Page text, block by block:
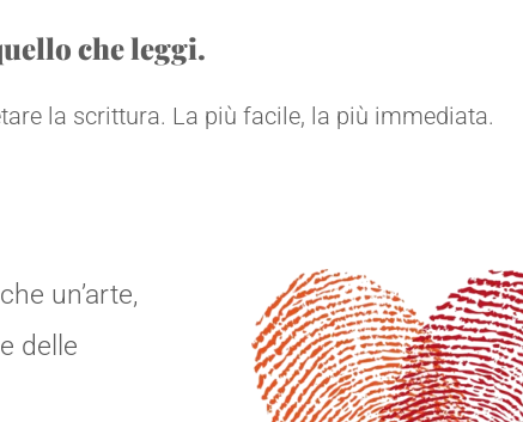
che leggi.
la scrittura. La più facile, la più immediata.
un’arte,
delle